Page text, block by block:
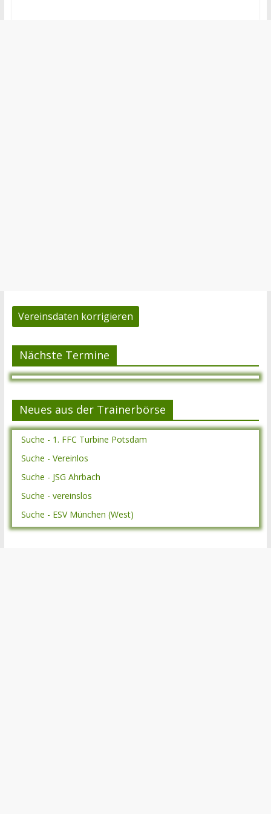
Vereinsdaten korrigieren
Nächste Termine
Neues aus der Trainerbörse
Suche - 1. FFC Turbine Potsdam
Suche - Vereinlos
Suche - JSG Ahrbach
Suche - vereinslos
Suche - ESV München (West)